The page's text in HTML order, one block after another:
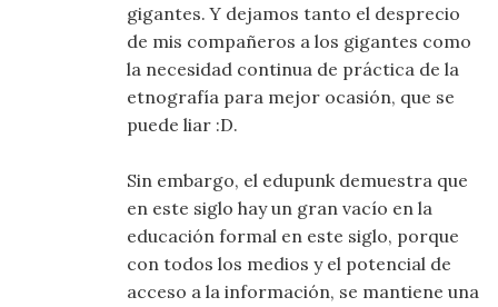
gigantes. Y dejamos tanto el desprecio
de mis compañeros a los gigantes como
la necesidad continua de práctica de la
etnografía para mejor ocasión, que se
puede liar :D.
Sin embargo, el edupunk demuestra que
en este siglo hay un gran vacío en la
educación formal en este siglo, porque
con todos los medios y el potencial de
acceso a la información, se mantiene una